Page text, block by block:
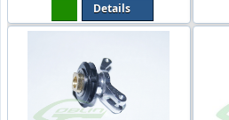
Details